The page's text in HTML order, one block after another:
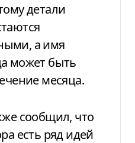
детали
а имя
может быть
месяца.
сообщил, что
есть ряд идей